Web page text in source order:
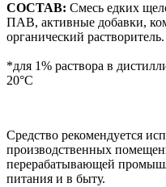
СОСТАВ: Смесь едких
ПАВ, активные добавки,
органический растворитель.
*для 1% раствора в
20°С
Средство рекомендуется
производственных
перерабатывающей
питания и в быту.